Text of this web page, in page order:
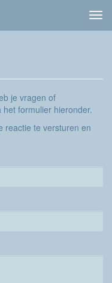
je vragen of
formulier hieronder.
reactie te versturen en